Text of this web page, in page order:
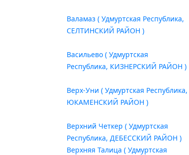
Валамаз ( Удмуртская Республика,
СЕЛТИНСКИЙ РАЙОН )
Васильево ( Удмуртская
Республика, КИЗНЕРСКИЙ РАЙОН )
Верх-Уни ( Удмуртская Республика,
ЮКАМЕНСКИЙ РАЙОН )
Верхний Четкер ( Удмуртская
Республика, ДЕБЕССКИЙ РАЙОН )
Верхняя Талица ( Удмуртская